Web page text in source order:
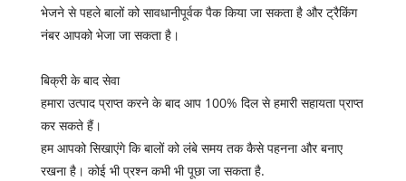
भेजने से पहले बालों को सावधानीपूर्वक पैक किया जा सकता है और ट्रैकिंग
नंबर आपको भेजा जा सकता है।
बिक्री के बाद सेवा
हमारा उत्पाद प्राप्त करने के बाद आप 100% दिल से हमारी सहायता प्राप्त
कर सकते हैं।
हम आपको सिखाएंगे कि बालों को लंबे समय तक कैसे पहनना और बनाए
रखना है। कोई भी प्रश्न कभी भी पूछा जा सकता है.